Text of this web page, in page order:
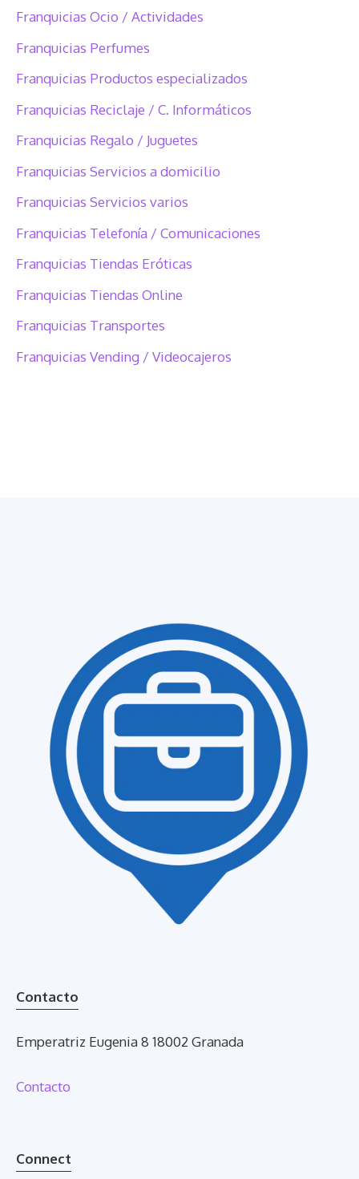
Franquicias Ocio / Actividades
Franquicias Perfumes
Franquicias Productos especializados
Franquicias Reciclaje / C. Informáticos
Franquicias Regalo / Juguetes
Franquicias Servicios a domicilio
Franquicias Servicios varios
Franquicias Telefonía / Comunicaciones
Franquicias Tiendas Eróticas
Franquicias Tiendas Online
Franquicias Transportes
Franquicias Vending / Videocajeros
Contacto
Emperatriz Eugenia 8 18002 Granada
Contacto
Connect